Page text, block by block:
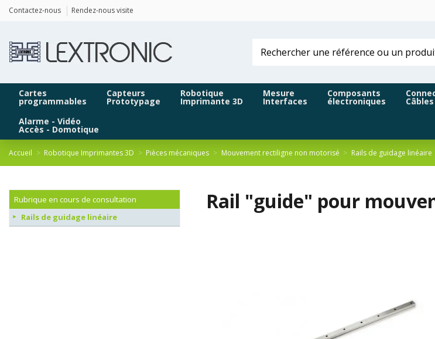
Contactez-nous Rendez-nous visite
Cartes
programmables
Capteurs
Prototypage
Robotique
Imprimante 3D
Mesure
Interfaces
Composants
électroniques
Alarme - Vidéo
Accès - Domotique
Accueil Robotique Imprimantes 3D Pièces mécaniques Mouvement rectiligne non motorisé Rails de guidage linéaire
Rail "guide" pour
Rubrique en cours de consultation
Rails de guidage linéaire
Panneau de gestion des cookies